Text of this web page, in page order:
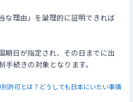
な理由」を論理的に証明できれば
期日が指定され、その日までに出
手続きの対象となります。
許可とは？どうしても日本にいたい事情